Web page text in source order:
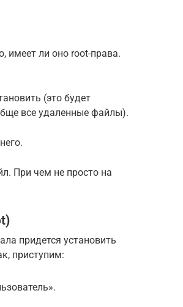
имеет ли оно root-права.
(это будет
все удаленные файлы).
При чем не просто на
придется установить
приступим: